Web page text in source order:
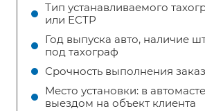
Тип устанавливаемого
или ЕСТР
Год выпуска авто, наличие
под тахограф
Срочность выполнения
Место установки: в
выездом на объект клиента